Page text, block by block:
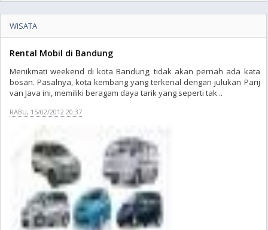
WISATA
Rental Mobil di Bandung
Menikmati weekend di kota Bandung, tidak akan pernah ada kata
bosan. Pasalnya, kota kembang yang terkenal dengan julukan Parij
van Java ini, memiliki beragam daya tarik yang seperti tak ..
RABU, 15/02/2012 20:37